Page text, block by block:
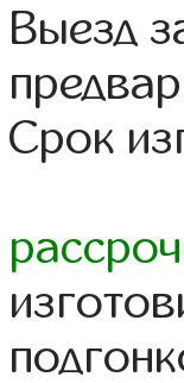
Выезд
Срок